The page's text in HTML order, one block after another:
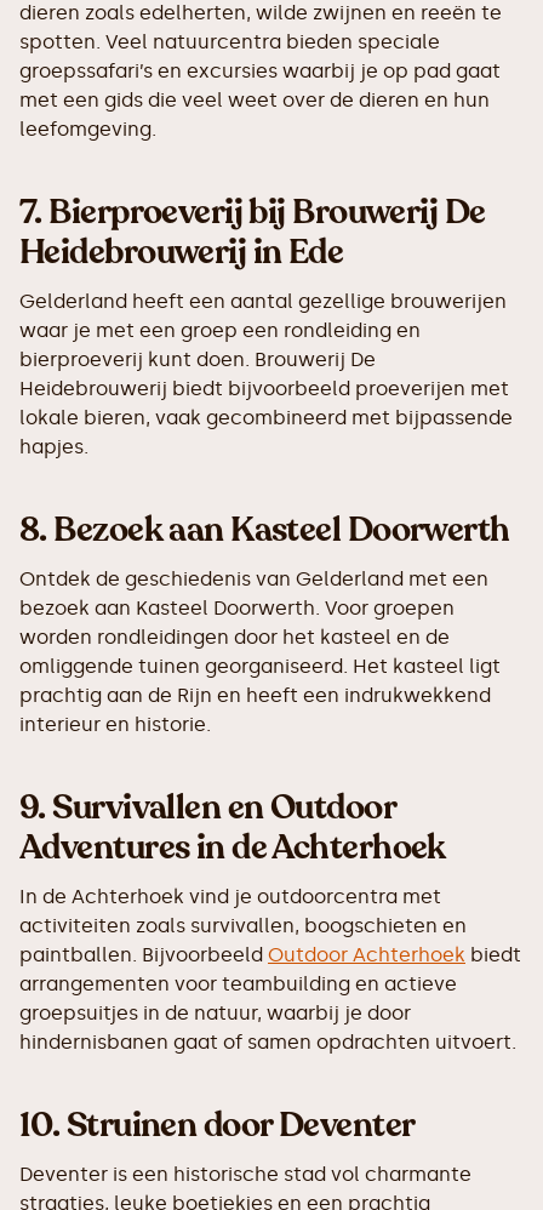
dieren zoals edelherten, wilde zwijnen en reeën te
spotten. Veel natuurcentra bieden speciale
groepssafari’s en excursies waarbij je op pad gaat
met een gids die veel weet over de dieren en hun
leefomgeving.
7.Bierproeverij bij Brouwerij De
Heidebrouwerij in Ede
Gelderland heeft een aantal gezellige brouwerijen
waar je met een groep een rondleiding en
bierproeverij kunt doen. Brouwerij De
Heidebrouwerij biedt bijvoorbeeld proeverijen met
lokale bieren, vaak gecombineerd met bijpassende
hapjes.
8.Bezoek aan Kasteel Doorwerth
Ontdek de geschiedenis van Gelderland met een
bezoek aan Kasteel Doorwerth. Voor groepen
worden rondleidingen door het kasteel en de
omliggende tuinen georganiseerd. Het kasteel ligt
prachtig aan de Rijn en heeft een indrukwekkend
interieur en historie.
9.Survivallen en Outdoor
Adventures in de Achterhoek
In de Achterhoek vind je outdoorcentra met
activiteiten zoals survivallen, boogschieten en
paintballen. Bijvoorbeeld Outdoor Achterhoek biedt
arrangementen voor teambuilding en actieve
groepsuitjes in de natuur, waarbij je door
hindernisbanen gaat of samen opdrachten uitvoert.
10.Struinen door Deventer
Deventer is een historische stad vol charmante
straatjes, leuke boetiekjes en een prachtig